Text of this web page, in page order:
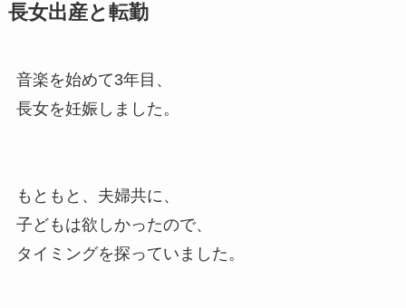
長女出産と転勤
音楽を始めて3年目、
長女を妊娠しました。
もともと、夫婦共に、
子どもは欲しかったので、
タイミングを探っていました。